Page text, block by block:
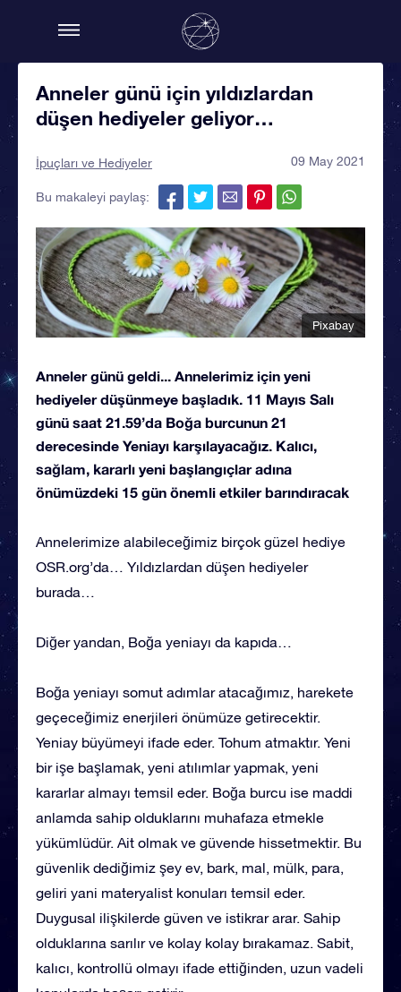
Anneler günü için yıldızlardan
düşen hediyeler geliyor…
İpuçları ve Hediyeler 09 May 2021
Bu makaleyi paylaş:
Pixabay
Anneler günü geldi... Annelerimiz için yeni
hediyeler düşünmeye başladık. 11 Mayıs Salı
günü saat 21.59’da Boğa burcunun 21
derecesinde Yeniayı karşılayacağız. Kalıcı,
sağlam, kararlı yeni başlangıçlar adına
önümüzdeki 15 gün önemli etkiler barındıracak
Annelerimize alabileceğimiz birçok güzel hediye
OSR.org’da… Yıldızlardan düşen hediyeler
burada…
Diğer yandan, Boğa yeniayı da kapıda…
Boğa yeniayı somut adımlar atacağımız, harekete
geçeceğimiz enerjileri önümüze getirecektir.
Yeniay büyümeyi ifade eder. Tohum atmaktır. Yeni
bir işe başlamak, yeni atılımlar yapmak, yeni
kararlar almayı temsil eder. Boğa burcu ise maddi
anlamda sahip olduklarını muhafaza etmekle
yükümlüdür. Ait olmak ve güvende hissetmektir. Bu
güvenlik dediğimiz şey ev, bark, mal, mülk, para,
geliri yani materyalist konuları temsil eder.
Duygusal ilişkilerde güven ve istikrar arar. Sahip
olduklarına sarılır ve kolay kolay bırakamaz. Sabit,
kalıcı, kontrollü olmayı ifade ettiğinden, uzun vadeli